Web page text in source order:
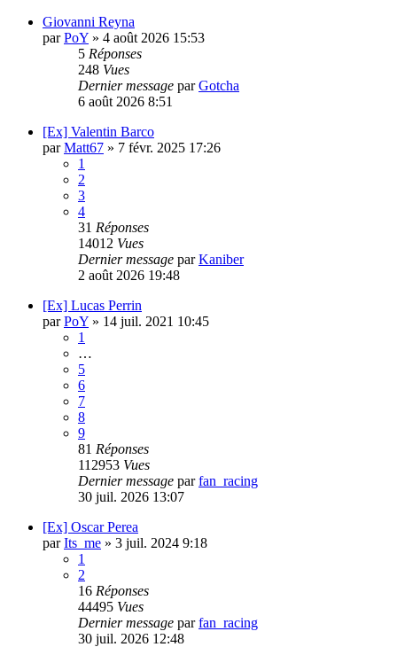
Giovanni Reyna
parPoY » 4 août 2026 15:53
5 Réponses
248 Vues
Dernier message parGotcha
6 août 2026 8:51
[Ex] Valentin Barco
parMatt67 » 7 févr. 2025 17:26
1
2
3
4
31 Réponses
14012 Vues
Dernier message parKaniber
2 août 2026 19:48
[Ex] Lucas Perrin
parPoY » 14 juil. 2021 10:45
1
…
5
6
7
8
9
81 Réponses
112953 Vues
Dernier message parfan_racing
30 juil. 2026 13:07
[Ex] Oscar Perea
parIts_me » 3 juil. 2024 9:18
1
2
16 Réponses
44495 Vues
Dernier message parfan_racing
30 juil. 2026 12:48